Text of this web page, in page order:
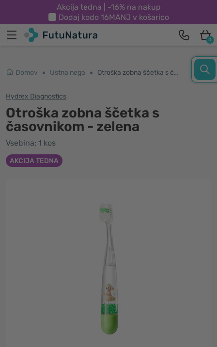
Akcija tedna | -16% na nakup
Dodaj kodo 16MANJ v košarico
0
Domov Ustna nega Otroška zobna ščetka s časovnikom - zelena
Hydrex Diagnostics
Otroška zobna ščetka s
časovnikom - zelena
Vsebina: 1 kos
AKCIJA TEDNA